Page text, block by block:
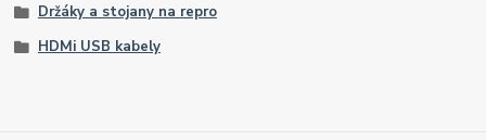
Držáky a stojany na repro
HDMi USB kabely